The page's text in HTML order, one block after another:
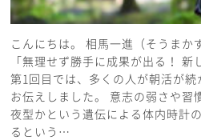
こんにちは。 相馬一進（そうまか
「無理せず勝手に成果が出る！ 新
第1回目では、多くの人が朝活が
お伝えしました。 意志の弱さや習
夜型かという遺伝による体内時計
るという…